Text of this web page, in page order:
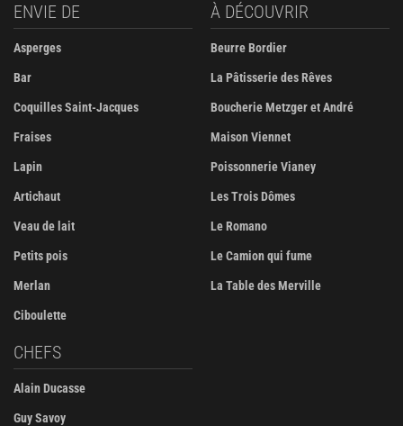
ENVIE DE
Asperges
Bar
Coquilles Saint-Jacques
Fraises
Lapin
Artichaut
Veau de lait
Petits pois
Merlan
Ciboulette
À DÉCOUVRIR
Beurre Bordier
La Pâtisserie des Rêves
Boucherie Metzger et André
Maison Viennet
Poissonnerie Vianey
Les Trois Dômes
Le Romano
Le Camion qui fume
La Table des Merville
CHEFS
Alain Ducasse
Guy Savoy